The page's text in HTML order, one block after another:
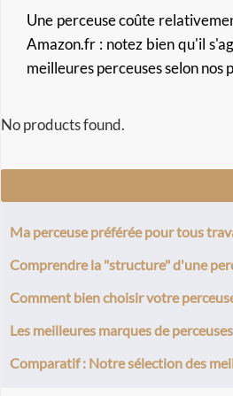
Une perceuse coûte
Amazon.fr : notez bien qu'il
meilleures perceuses selon nos
No products found.
Ma perceuse préférée pour tous
Comprendre la "structure" d'une
Comment bien choisir votre
Les meilleures marques de
Comparatif : Notre sélection des